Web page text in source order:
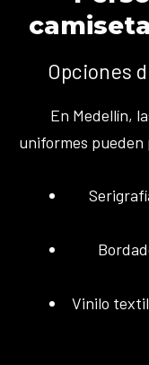
Opciones
En Medellín,
uniformes pueden
Vinilo